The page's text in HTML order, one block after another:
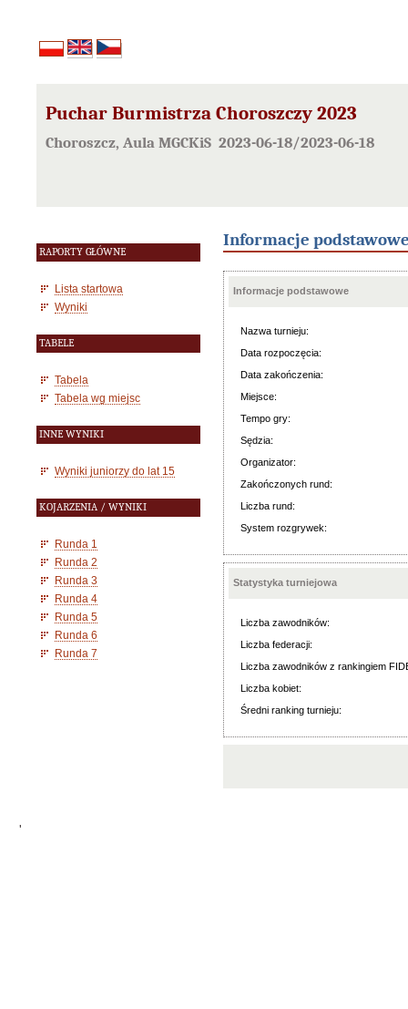
Puchar Burmistrza Choroszczy 2023
Choroszcz, Aula MGCKiS 2023-06-18/2023-06-18
RAPORTY GŁÓWNE
Lista startowa
Wyniki
TABELE
Tabela
Tabela wg miejsc
INNE WYNIKI
Wyniki juniorzy do lat 15
KOJARZENIA / WYNIKI
Runda 1
Runda 2
Runda 3
Runda 4
Runda 5
Runda 6
Runda 7
Informacje
Informacje podstawowe
Nazwa turnieju:
Data rozpoczęcia:
Data zakończenia:
Miejsce:
Tempo gry:
Sędzia:
Organizator:
Zakończonych rund:
Liczba rund:
System rozgrywek:
Statystyka turniejowa
Liczba zawodników:
Liczba federacji:
Liczba zawodników z rankingiem
Liczba kobiet:
Średni ranking turnieju:
'